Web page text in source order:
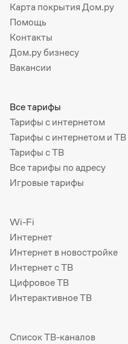
Карта покрытия Дом.ру
Помощь
Контакты
Дом.ру бизнесу
Вакансии
Все тарифы
Тарифы с интернетом
Тарифы с интернетом и ТВ
Тарифы с ТВ
Все тарифы по адресу
Игровые тарифы
Wi-Fi
Интернет
Интернет в новостройке
Интернет с ТВ
Цифровое ТВ
Интерактивное ТВ
Список ТВ-каналов